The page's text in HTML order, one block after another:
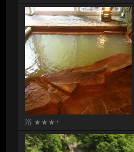
浴 ★★★+